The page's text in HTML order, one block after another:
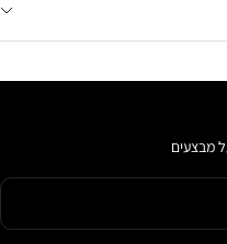
מבצעים